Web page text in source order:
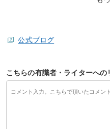
公式ブログ
こちらの有識者・ライターへ